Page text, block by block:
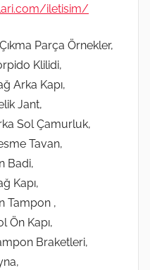
iletisim/
Parça Örnekler,
Klilidi,
Arka Kapı,
Jant,
Sol Çamurluk,
Tavan,
Badi,
Kapı,
Tampon ,
Ön Kapı,
Braketleri,